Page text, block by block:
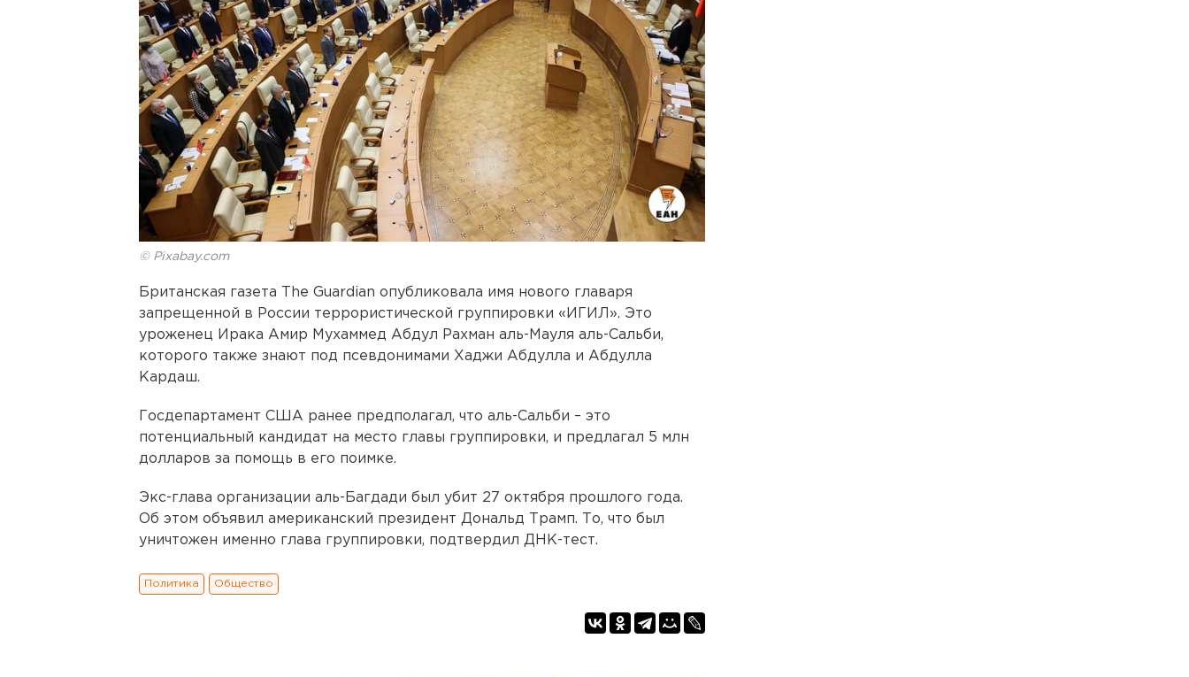
© Pixabay.com
Британская газета The Guardian опубликовала имя нового главаря
запрещенной в России террористической группировки «ИГИЛ». Это
уроженец Ирака Амир Мухаммед Абдул Рахман аль-Мауля аль-Сальби,
которого также знают под псевдонимами Хаджи Абдулла и Абдулла
Кардаш.
Госдепартамент США ранее предполагал, что аль-Сальби – это
потенциальный кандидат на место главы группировки, и предлагал 5 млн
долларов за помощь в его поимке.
Экс-глава организации аль-Багдади был убит 27 октября прошлого года.
Об этом объявил американский президент Дональд Трамп. То, что был
уничтожен именно глава группировки, подтвердил ДНК-тест.
Политика Общество